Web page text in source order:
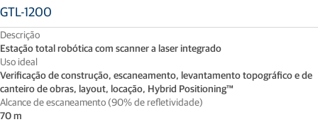
GTL-1200
Descrição
Estação total robótica com scanner a laser integrado
Uso ideal
Verificação de construção, escaneamento, levantamento topográfico e de
canteiro de obras, layout, locação, Hybrid Positioning™
Alcance de escaneamento (90% de refletividade)
70 m